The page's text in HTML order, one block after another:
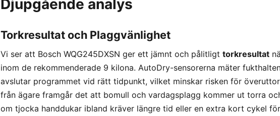
Djupgående analys
Torkresultat och Plaggvänlighet
Vi ser att Bosch WQG245DXSN ger ett jämnt och pålitligt torkresultat
inom de rekommenderade 9 kilona. AutoDry-sensorerna mäter
avslutar programmet vid rätt tidpunkt, vilket minskar risken för
från ägare framgår det att bomull och vardagsplagg kommer ut torra
om tjocka handdukar ibland kräver längre tid eller en extra kort cykel